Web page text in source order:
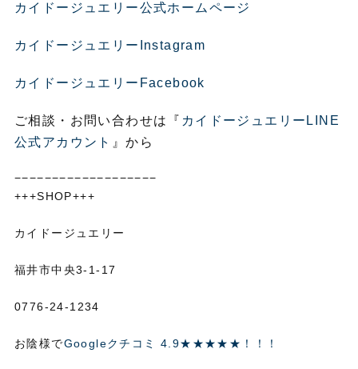
カイドージュエリー公式ホームページ
カイドージュエリーInstagram
カイドージュエリーFacebook
ご相談・お問い合わせは『 カイドージュエリーLINE
公式アカウント 』から
−−−−−−−−−−−−−−−−−−−
+++SHOP+++
カイドージュエリー
福井市中央3-1-17
0776-24-1234
お陰様でGoogleクチコミ 4.9★★★★★！！！